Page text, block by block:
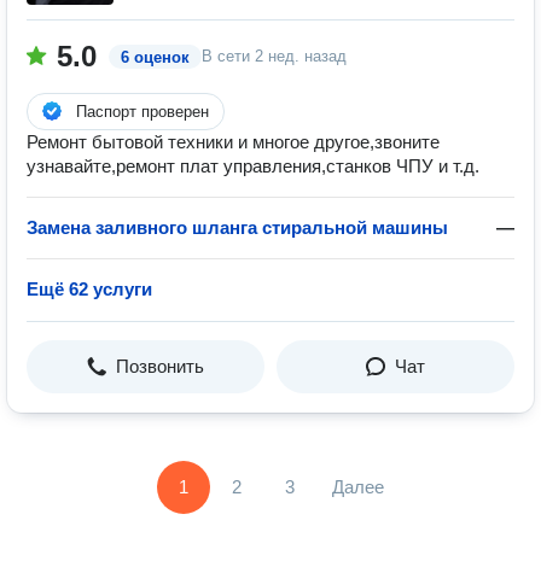
5.0 6 оценок В сети 2 нед. назад
Паспорт проверен
Ремонт бытовой техники и многое другое,звоните
узнавайте,ремонт плат управления,станков ЧПУ и т.д.
Замена заливного шланга стиральной машины —
Ещё 62 услуги
Позвонить Чат
1 2 3 Далее